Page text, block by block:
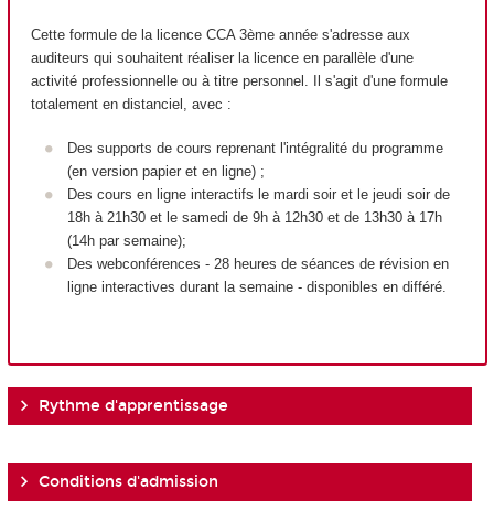
Cette formule de la licence CCA 3ème année s'adresse aux
auditeurs qui souhaitent réaliser la licence en parallèle d'une
activité professionnelle ou à titre personnel. Il s'agit d'une formule
totalement en distanciel, avec :
Des supports de cours reprenant l'intégralité du programme
(en version papier et en ligne) ;
Des cours en ligne interactifs le mardi soir et le jeudi soir de
18h à 21h30 et le samedi de 9h à 12h30 et de 13h30 à 17h
(14h par semaine);
Des webconférences - 28 heures de séances de révision en
ligne interactives durant la semaine - disponibles en différé.
Rythme d'apprentissage
Conditions d'admission